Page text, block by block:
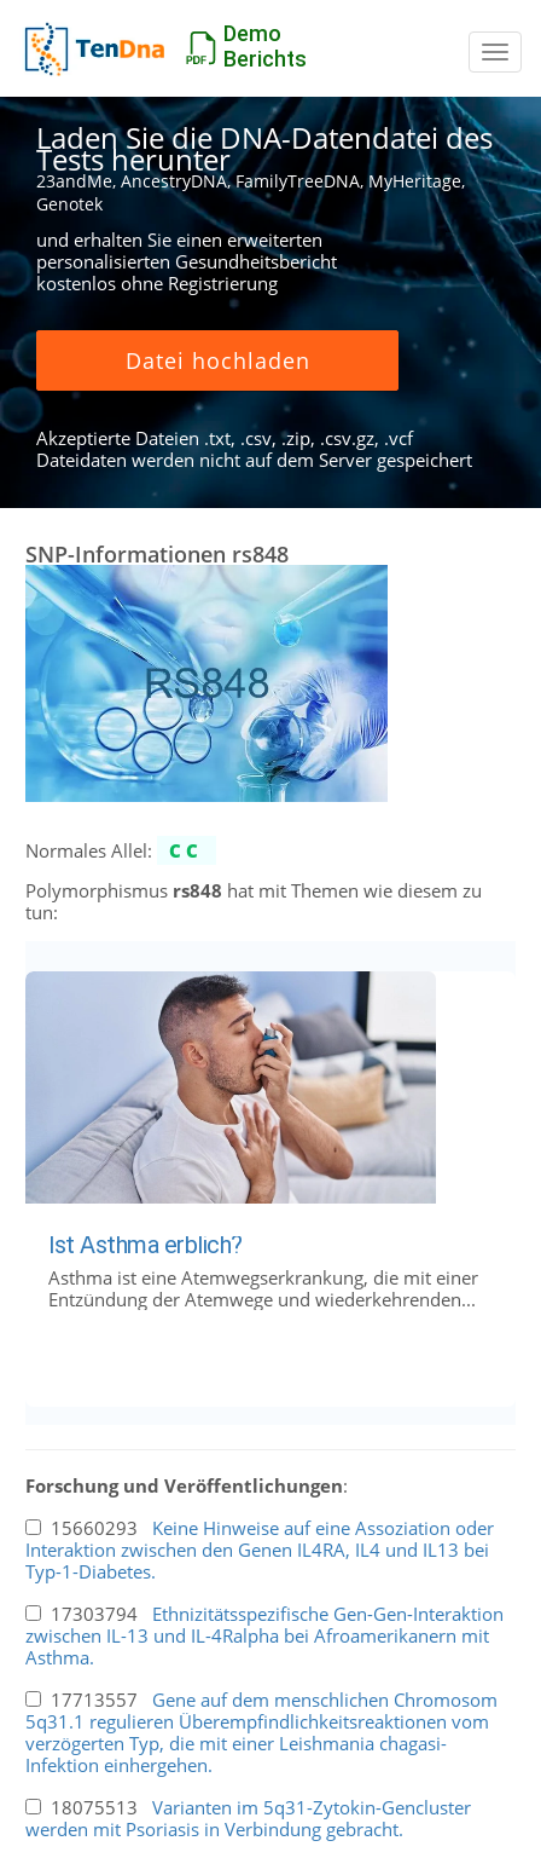
Demo
Berichts
Laden Sie die DNA-Datendatei des
Tests herunter
23andMe, AncestryDNA, FamilyTreeDNA, MyHeritage,
Genotek
und erhalten Sie einen erweiterten
personalisierten Gesundheitsbericht
kostenlos ohne Registrierung
Datei hochladen
Akzeptierte Dateien .txt, .csv, .zip, .csv.gz, .vcf
Dateidaten werden nicht auf dem Server gespeichert
SNP-Informationen rs848
Normales Allel:
CC
Polymorphismus rs848 hat mit Themen wie diesem zu
tun:
Ist Asthma erblich?
Asthma ist eine Atemwegserkrankung, die mit einer
Entzündung der Atemwege und wiederkehrenden...
Forschung und Veröffentlichungen:
15660293 Keine Hinweise auf eine Assoziation oder
Interaktion zwischen den Genen IL4RA, IL4 und IL13 bei
Typ-1-Diabetes.
17303794 Ethnizitätsspezifische Gen-Gen-Interaktion
zwischen IL-13 und IL-4Ralpha bei Afroamerikanern mit
Asthma.
17713557 Gene auf dem menschlichen Chromosom
5q31.1 regulieren Überempfindlichkeitsreaktionen vom
verzögerten Typ, die mit einer Leishmania chagasi-
Infektion einhergehen.
18075513 Varianten im 5q31-Zytokin-Gencluster
werden mit Psoriasis in Verbindung gebracht.